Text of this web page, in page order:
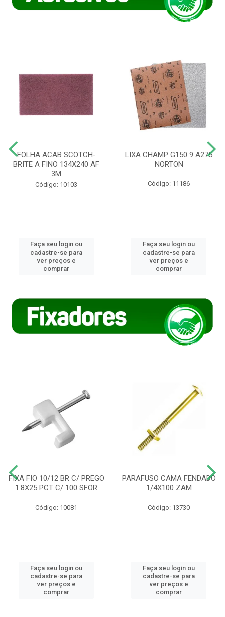
FOLHA ACAB SCOTCH-
BRITE A FINO 134X240 AF
3M
Código: 10103
Faça seu login ou
cadastre-se para
ver preços e
comprar
LIXA CHAMP G150 9 A275
NORTON
Código: 11186
Faça seu login ou
cadastre-se para
ver preços e
comprar
FIXA FIO 10/12 BR C/ PREGO
1.8X25 PCT C/ 100 SFOR
Código: 10081
Faça seu login ou
cadastre-se para
ver preços e
comprar
PARAFUSO CAMA FENDADO
1/4X100 ZAM
Código: 13730
Faça seu login ou
cadastre-se para
ver preços e
comprar